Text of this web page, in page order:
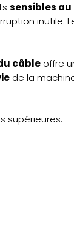
sensibles
inutile.
câbleoffre
de la
supérieures.